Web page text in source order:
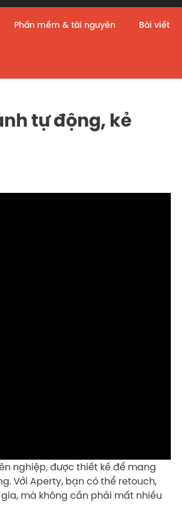
Phần mềm & tài nguyên Bài viết
tự động, kẻ
nghiệp, được thiết kế để mang
Với Aperty, bạn có thể retouch,
mà không cần phải mất nhiều